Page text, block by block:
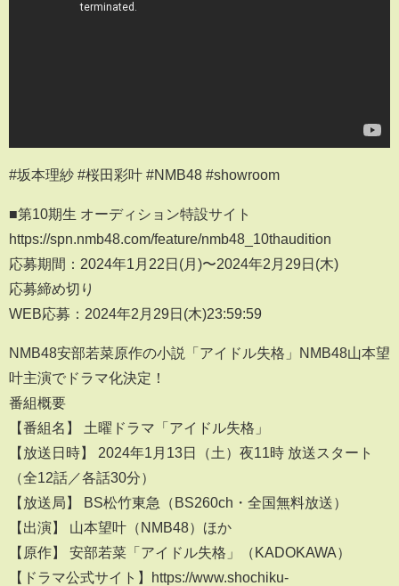
#坂本理紗 #桜田彩叶 #NMB48 #showroom
■第10期生 オーディション特設サイト
https://spn.nmb48.com/feature/nmb48_10thaudition
応募期間：2024年1月22日(月)〜2024年2月29日(木)
応募締め切り
WEB応募：2024年2月29日(木)23:59:59
NMB48安部若菜原作の小説「アイドル失格」NMB48山本望
叶主演でドラマ化決定！
番組概要
【番組名】 土曜ドラマ「アイドル失格」
【放送日時】 2024年1月13日（土）夜11時 放送スタート
（全12話／各話30分）
【放送局】 BS松竹東急（BS260ch・全国無料放送）
【出演】 山本望叶（NMB48）ほか
【原作】 安部若菜「アイドル失格」（KADOKAWA）
【ドラマ公式サイト】https://www.shochiku-